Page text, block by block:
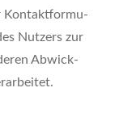
Kon­takt­for­mu­
Nut­zers zur
Abwick­